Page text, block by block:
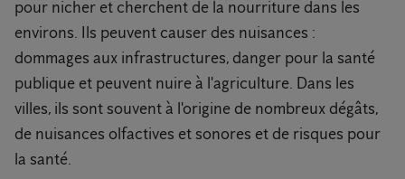
pour nicher et cherchent de la nourriture dans les
environs. Ils peuvent causer des nuisances :
dommages aux infrastructures, danger pour la santé
publique et peuvent nuire à l'agriculture. Dans les
villes, ils sont souvent à l'origine de nombreux dégâts,
de nuisances olfactives et sonores et de risques pour
la santé.